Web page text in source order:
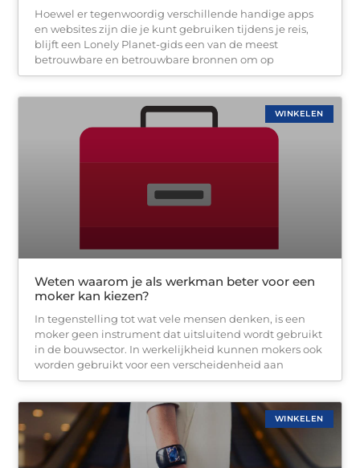
Hoewel er tegenwoordig verschillende handige apps
en websites zijn die je kunt gebruiken tijdens je reis,
blijft een Lonely Planet-gids een van de meest
betrouwbare en betrouwbare bronnen om op
WINKELEN
Weten waarom je als werkman beter voor een
moker kan kiezen?
In tegenstelling tot wat vele mensen denken, is een
moker geen instrument dat uitsluitend wordt gebruikt
in de bouwsector. In werkelijkheid kunnen mokers ook
worden gebruikt voor een verscheidenheid aan
WINKELEN